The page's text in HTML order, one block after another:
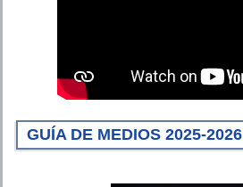
GUÍA DE MEDIOS 2025-2026